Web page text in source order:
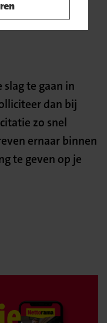
Nederland.
te gaan in
dan bij
zo snel
ernaar binnen
te geven op je